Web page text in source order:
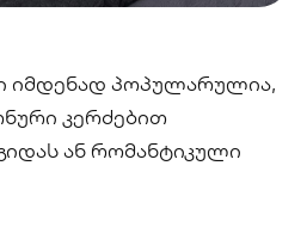
პოპულარულია,
კერძებით
ან რომანტიკული